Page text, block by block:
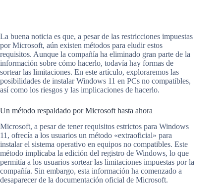
La buena noticia es que, a pesar de las restricciones impuestas
por Microsoft, aún existen métodos para eludir estos
requisitos. Aunque la compañía ha eliminado gran parte de la
información sobre cómo hacerlo, todavía hay formas de
sortear las limitaciones. En este artículo, exploraremos las
posibilidades de instalar Windows 11 en PCs no compatibles,
así como los riesgos y las implicaciones de hacerlo.
Un método respaldado por Microsoft hasta ahora
Microsoft, a pesar de tener requisitos estrictos para Windows
11, ofrecía a los usuarios un método «extraoficial» para
instalar el sistema operativo en equipos no compatibles. Este
método implicaba la edición del registro de Windows, lo que
permitía a los usuarios sortear las limitaciones impuestas por la
compañía. Sin embargo, esta información ha comenzado a
desaparecer de la documentación oficial de Microsoft.